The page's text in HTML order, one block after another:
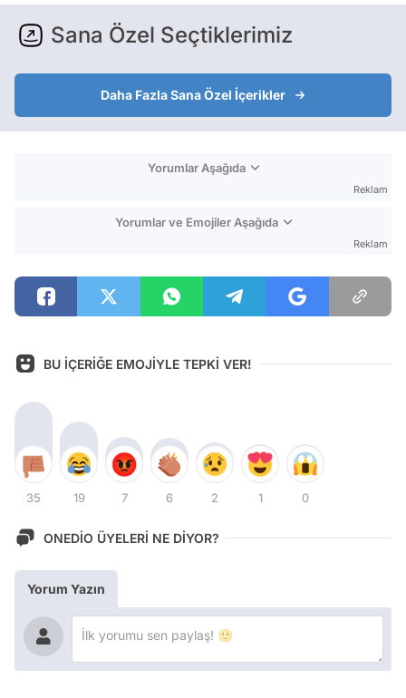
Sana Özel Seçtiklerimiz
Daha Fazla Sana Özel İçerikler
Yorumlar Aşağıda
Reklam
Yorumlar ve Emojiler Aşağıda
Reklam
BU İÇERİĞE EMOJİYLE TEPKİ VER!
35 19 7 6 2 1 0
ONEDİO ÜYELERİ NE DİYOR?
Yorum Yazın